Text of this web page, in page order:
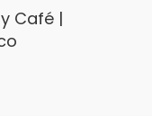
Café |